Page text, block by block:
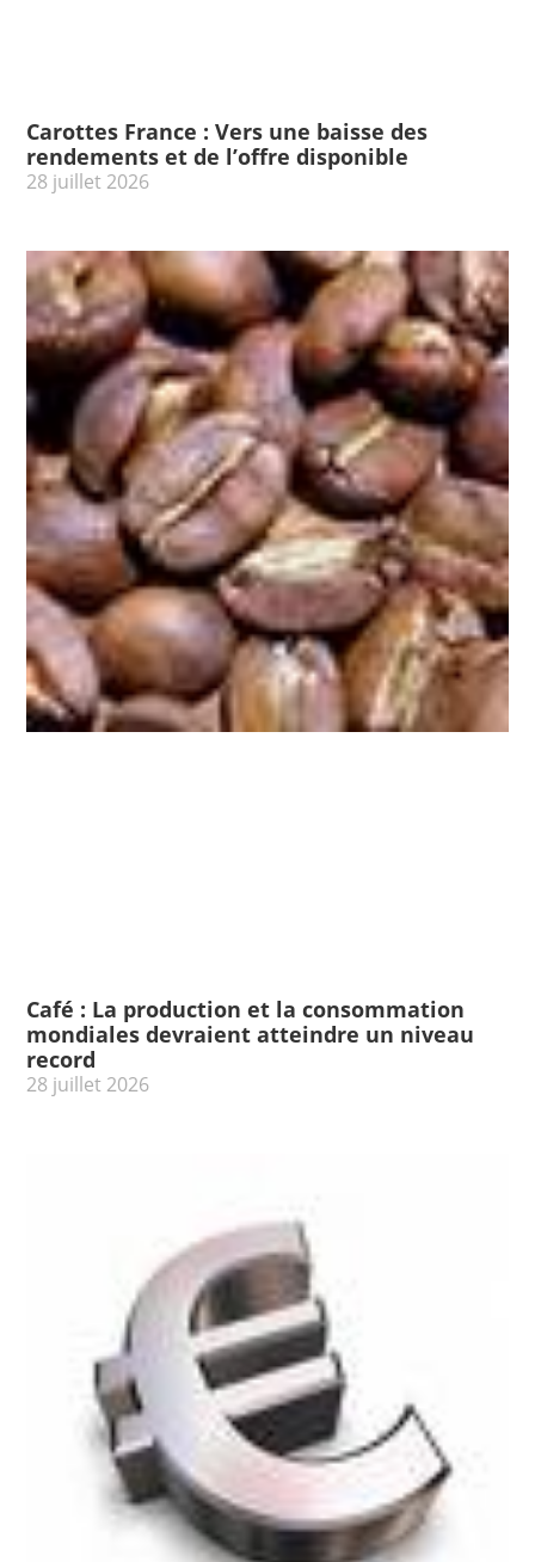
Carottes France : Vers une baisse des
rendements et de l’offre disponible
28 juillet 2026
Café : La production et la consommation
mondiales devraient atteindre un niveau
record
28 juillet 2026